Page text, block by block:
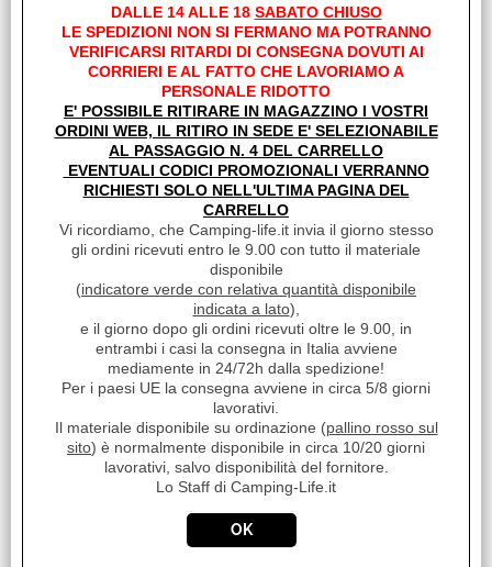
Sc.Club Convenzionati:
Pratica Cesta pieghevole in silicone Si piega e si apre
rapidamente, è molto resistente e facile da pulire. Ideale per
il bucato e trasportare le [...]
Disponibilità:
Disponibile
Prezzo:
€ 22,57 Sconto 35.8%
Iva inclusa
CESTA PIEGHEVOLE SMALL 32L
DALLE 14 ALLE 18 SABATO CHIUSO
LE SPEDIZIONI NON SI FERMANO MA POTRANNO
VERIFICARSI RITARDI DI CONSEGNA DOVUTI AI
CORRIERI E AL FATTO CHE LAVORIAMO A
PERSONALE RIDOTTO
E' POSSIBILE RITIRARE IN MAGAZZINO I VOSTRI
ORDINI WEB, IL RITIRO IN SEDE E' SELEZIONABILE
AL PASSAGGIO N. 4 DEL CARRELLO
EVENTUALI CODICI PROMOZIONALI VERRANNO
RICHIESTI SOLO NELL'ULTIMA PAGINA DEL
CARRELLO
Vi ricordiamo, che Camping-life.it invia il giorno stesso
gli ordini ricevuti entro le 9.00 con tutto il materiale
disponibile
(indicatore verde con relativa quantità disponibile
indicata a lato),
e il giorno dopo gli ordini ricevuti oltre le 9.00, in
entrambi i casi la consegna in Italia avviene
mediamente in 24/72h dalla spedizione!
Per i paesi UE la consegna avviene in circa 5/8 giorni
lavorativi.
Il materiale disponibile su ordinazione (pallino rosso sul
sito) è normalmente disponibile in circa 10/20 giorni
lavorativi, salvo disponibilità del fornitore.
Lo Staff di Camping-Life.it